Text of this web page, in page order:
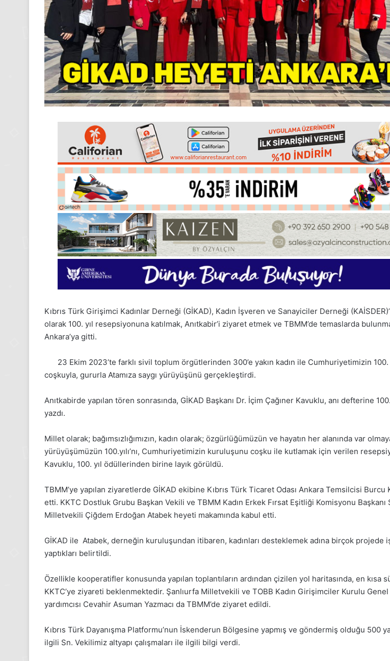
Kıbrıs Türk Girişimci Kadınlar Derneği (GİKAD), Kadın İşveren ve Sanayiciler Derneği
olarak 100. yıl resepsiyonuna katılmak, Anıtkabir’i ziyaret etmek ve TBMM’de temaslarda
Ankara’ya gitti.
23 Ekim 2023’te farklı sivil toplum örgütlerinden 300’e yakın kadın ile Cumhuriyetimizin 100.
coşkuyla, gururla Atamıza saygı yürüyüşünü gerçekleştirdi.
Anıtkabirde yapılan tören sonrasında, GİKAD Başkanı Dr. İçim Çağıner Kavuklu, anı defterine
yazdı.
Millet olarak; bağımsızlığımızın, kadın olarak; özgürlüğümüzün ve hayatın her alanında var
yürüyüşümüzün 100.yılı’nı, Cumhuriyetimizin kuruluşunu coşku ile kutlamak için verilen
Kavuklu, 100. yıl ödüllerinden birine layık görüldü.
TBMM’ye yapılan ziyaretlerde GİKAD ekibine Kıbrıs Türk Ticaret Odası Ankara Temsilcisi Burcu
etti. KKTC Dostluk Grubu Başkan Vekili ve TBMM Kadın Erkek Fırsat Eşitliği Komisyonu Başkanı
Milletvekili Çiğdem Erdoğan Atabek heyeti makamında kabul etti.
GİKAD ile Atabek, derneğin kuruluşundan itibaren, kadınları desteklemek adına birçok projede
yaptıkları belirtildi.
Özellikle kooperatifler konusunda yapılan toplantıların ardından çizilen yol haritasında, en kısa
KKTC’ye ziyareti beklenmektedir. Şanlıurfa Milletvekili ve TOBB Kadın Girişimciler Kurulu Genel
yardımcısı Cevahir Asuman Yazmacı da TBMM’de ziyaret edildi.
Kıbrıs Türk Dayanışma Platformu’nun İskenderun Bölgesine yapmış ve göndermiş olduğu 500
ilgili Sn. Vekilimiz altyapı çalışmaları ile ilgili bilgi verdi.
Kasım Pazartesi 2025, Gıynık
manşetleri
1
2025,
Medya
manşetleri
1 Aralık Pazartesi 2025, Gıynık
Medya manşetleri
28
2025,
Medya
28 Kasım
Medya